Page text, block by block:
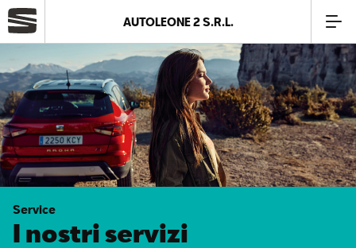
Azienda
Modelli
Offerte
Service
AUTOLEONE 2 S.R.L.
Service
I nostri servizi